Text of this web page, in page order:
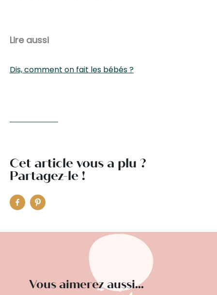
Lire aussi
Dis, comment on fait les bébés ?
Cet article vous a plu ?
Partagez-le !
Vous aimerez aussi...